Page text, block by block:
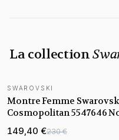
La collection
SWAROVSKI
Montre Femme
Cosmopolitan 5547646
en poudre de diamants
149,40 €230 €